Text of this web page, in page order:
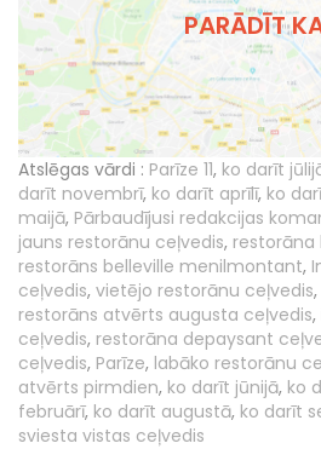
PARĀDĪT
Atslēgas vārdi : Parīze 11, ko darīt
darīt novembrī, ko darīt aprīlī, ko
maijā, Pārbaudījusi redakcijas
jauns restorānu ceļvedis, restorāna
restorāns belleville menilmontant,
ceļvedis, vietējo restorānu ceļvedis,
restorāns atvērts augusta ceļvedis,
ceļvedis, restorāna depaysant
ceļvedis, Parīze, labāko restorānu
atvērts pirmdien, ko darīt jūnijā, ko
februārī, ko darīt augustā, ko darīt
sviesta vistas ceļvedis